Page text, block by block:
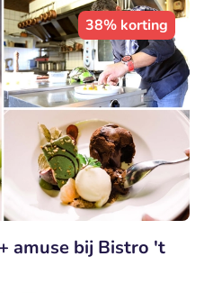
38% korting
amuse bij Bistro 't